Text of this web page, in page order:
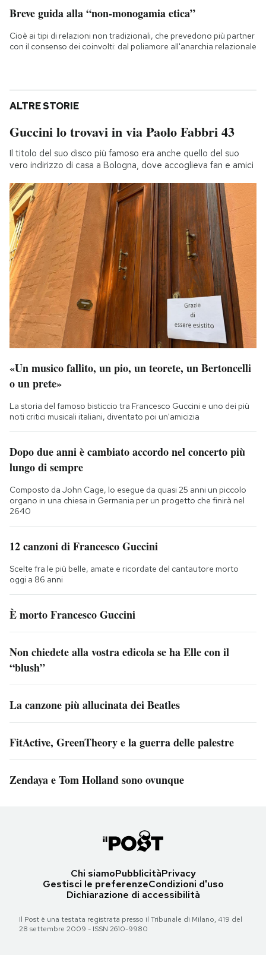
Breve guida alla “non-monogamia etica”
Cioè ai tipi di relazioni non tradizionali, che prevedono più partner
con il consenso dei coinvolti: dal poliamore all'anarchia relazionale
ALTRE STORIE
Guccini lo trovavi in via Paolo Fabbri 43
Il titolo del suo disco più famoso era anche quello del suo
vero indirizzo di casa a Bologna, dove accoglieva fan e amici
«Un musico fallito, un pio, un teorete, un Bertoncelli
o un prete»
La storia del famoso bisticcio tra Francesco Guccini e uno dei più
noti critici musicali italiani, diventato poi un'amicizia
Dopo due anni è cambiato accordo nel concerto più
lungo di sempre
Composto da John Cage, lo esegue da quasi 25 anni un piccolo
organo in una chiesa in Germania per un progetto che finirà nel
2640
12 canzoni di Francesco Guccini
Scelte fra le più belle, amate e ricordate del cantautore morto
oggi a 86 anni
È morto Francesco Guccini
Non chiedete alla vostra edicola se ha Elle con il
“blush”
La canzone più allucinata dei Beatles
FitActive, GreenTheory e la guerra delle palestre
Zendaya e Tom Holland sono ovunque
Chi siamoPubblicitàPrivacy
Gestisci le preferenzeCondizioni d'uso
Dichiarazione di accessibilità
Il Post è una testata registrata presso il Tribunale di Milano, 419 del
28 settembre 2009 - ISSN 2610-9980